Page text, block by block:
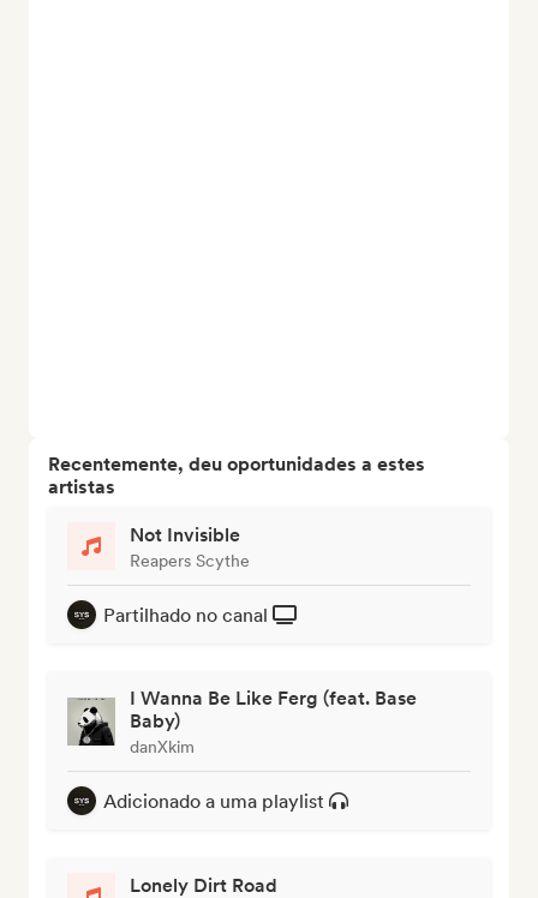
Recentemente, deu oportunidades a estes
artistas
Not Invisible
Reapers Scythe
Partilhado no canal
I Wanna Be Like Ferg (feat. Base
Baby)
danXkim
Adicionado a uma playlist
Lonely Dirt Road